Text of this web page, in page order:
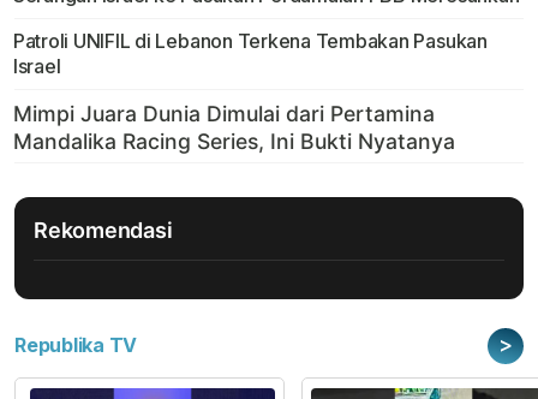
Patroli UNIFIL di Lebanon Terkena Tembakan Pasukan
Israel
Rekomendasi
Republika TV >